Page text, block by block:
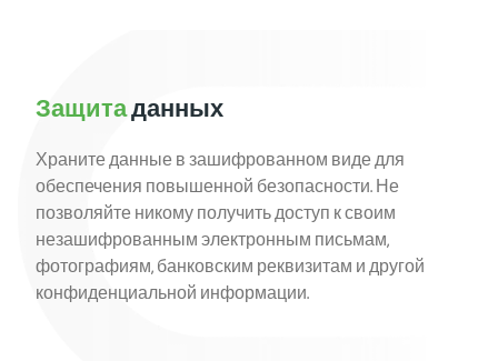
Защитаданных
Храните данные в зашифрованном виде для
обеспечения повышенной безопасности. Не
позволяйте никому получить доступ к своим
незашифрованным электронным письмам,
фотографиям, банковским реквизитам и другой
конфиденциальной информации.